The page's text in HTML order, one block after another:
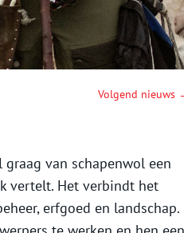
Volgend nieuws
van schapenwol een
vertelt. Het verbindt het
erfgoed en landschap.